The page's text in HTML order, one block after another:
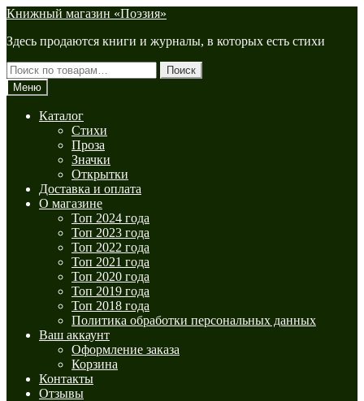
Перейти
навигации
Перейти
содержимому
Книжный магазин «Поэзия»
Здесь продаются книги и журналы, в которых есть стихи
Искать:
Поиск
Меню
Каталог
Стихи
Проза
Значки
Открытки
Доставка и оплата
О магазине
Топ 2024 года
Топ 2023 года
Топ 2022 года
Топ 2021 года
Топ 2020 года
Топ 2019 года
Топ 2018 года
Политика обработки персональных данных
Ваш аккаунт
Оформление заказа
Корзина
Контакты
Отзывы